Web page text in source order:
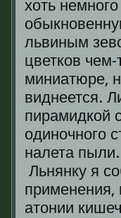
хоть
львиным
цветков
миниатюре,
виднеется.
пирамидкой
одиночного
налета пыли.
Льнянку я
применения,
атонии